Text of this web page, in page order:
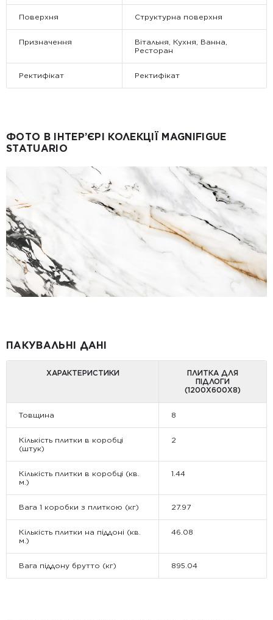
Поверхня Структурна поверхня
Призначення
Вітальня, Кухня, Ванна,
Ресторан
Ректифікат Ректифікат
ФОТО В ІНТЕР’ЄРІ КОЛЕКЦІЇ MAGNIFIGUE
STATUARIO
ПАКУВАЛЬНІ ДАНІ
ХАРАКТЕРИСТИКИ
ПЛИТКА ДЛЯ
ПІДЛОГИ
(1200Х600Х8)
Товщина 8
Кількість плитки в коробці
(штук)
2
Кількість плитки в коробці (кв.
м.)
1.44
Вага 1 коробки з плиткою (кг) 27.97
Кількість плитки на піддоні (кв.
м.)
46.08
Вага піддону брутто (кг) 895.04